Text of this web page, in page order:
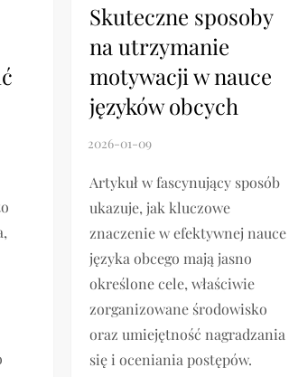
Skuteczne sposoby
na utrzymanie
motywacji w nauce
języków obcych
Artykuł w fascynujący sposób
ukazuje, jak kluczowe
znaczenie w efektywnej nauce
języka obcego mają jasno
określone cele, właściwie
zorganizowane środowisko
oraz umiejętność nagradzania
się i oceniania postępów.